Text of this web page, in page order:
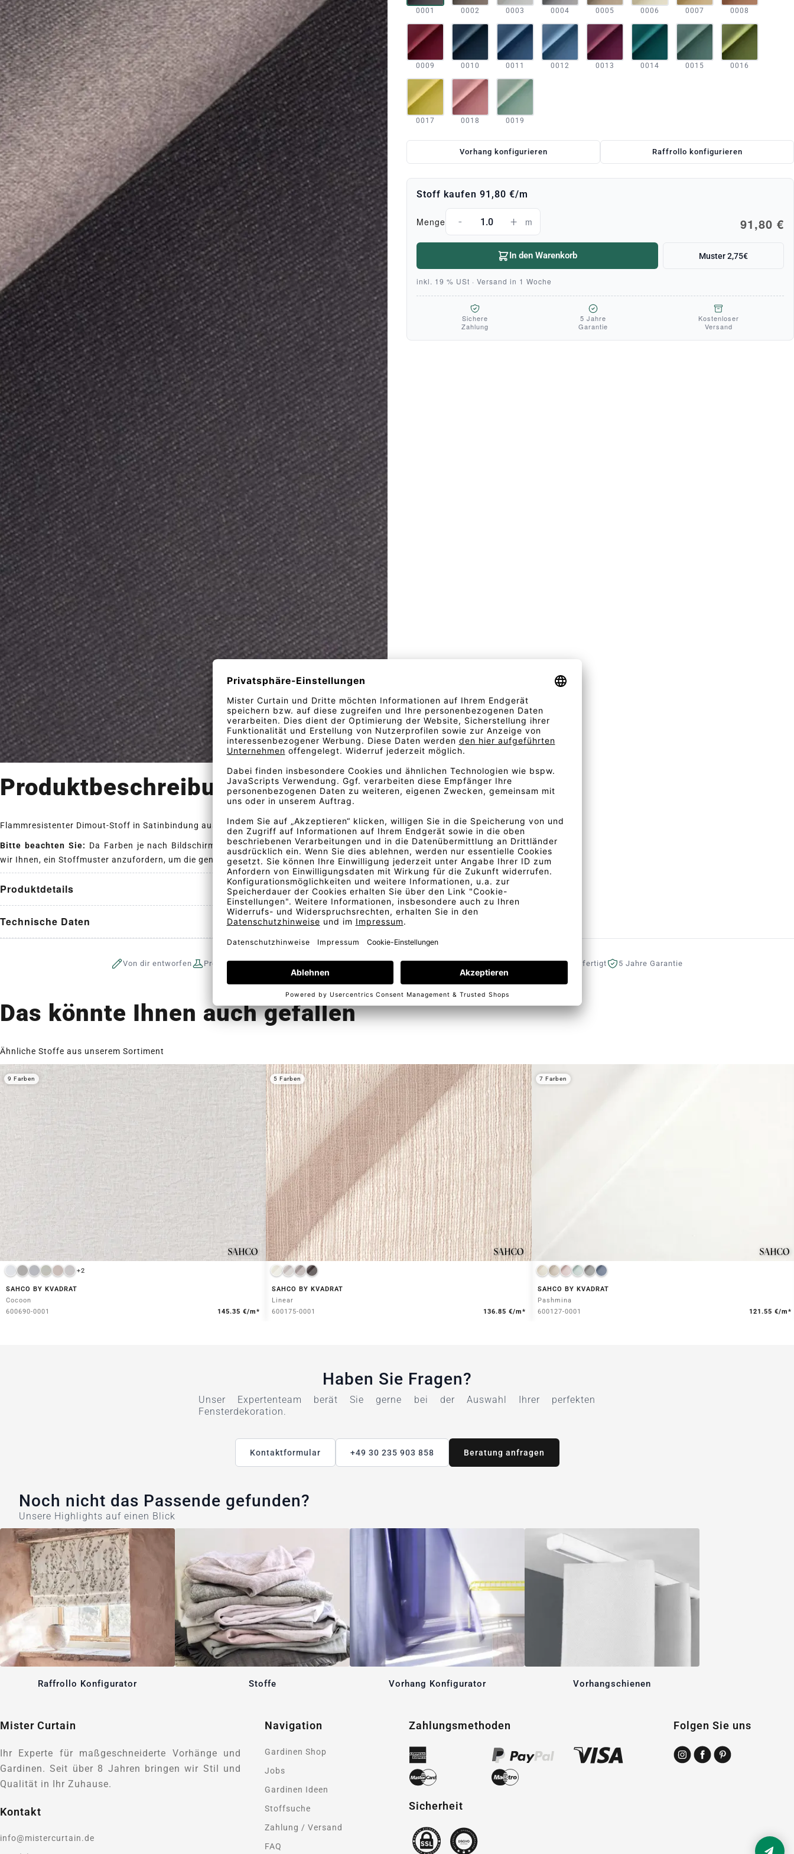
0001 0002 0003 0004 0005 0006 0007 0008
0009 0010 0011 0012 0013 0014 0015 0016
0017 0018 0019
Vorhang konfigurieren Raffrollo konfigurieren
Stoff kaufen 91,80 €/m
Menge - + m 91,80 €
In den Warenkorb Muster 2,75€
inkl. 19 % USt · Versand in 1 Woche
Sichere
Zahlung
5 Jahre
Garantie
Kostenloser
Versand
Produktbeschreibung
Flammresistenter Dimout-Stoff in Satinbindung aus Polyester.
Bitte beachten Sie: Da Farben je nach Bildschirmdarstellung variieren können, empfehlen
wir Ihnen, ein Stoffmuster anzufordern, um die genaue Farbe des Stoffes zu prüfen.
Produktdetails
Technische Daten
Von dir entworfen Produktion auf Bestellung Kostenlose Lieferung Telefonische Beratung In Deutschland gefertigt 5 Jahre Garantie
Das könnte Ihnen auch gefallen
Ähnliche Stoffe aus unserem Sortiment
+2
SAHCO BY KVADRAT
Cocoon
600690-0001
145.35 €/m*
9 Farben
SAHCO BY KVADRAT
Linear
600175-0001
136.85 €/m*
5 Farben
SAHCO BY KVADRAT
Pashmina
600127-0001
121.55 €/m*
7 Farben
Haben Sie Fragen?
Unser Expertenteam berät Sie gerne bei der Auswahl Ihrer perfekten
Fensterdekoration.
Kontaktformular +49 30 235 903 858 Beratung anfragen
Noch nicht das Passende gefunden?
Unsere Highlights auf einen Blick
Raffrollo Konfigurator Stoffe Vorhang Konfigurator Vorhangschienen
Mister Curtain
Ihr Experte für maßgeschneiderte Vorhänge und
Gardinen. Seit über 8 Jahren bringen wir Stil und
Qualität in Ihr Zuhause.
Kontakt
info@mistercurtain.de
Navigation
Gardinen Shop
Jobs
Gardinen Ideen
Stoffsuche
Zahlung / Versand
FAQ
Zahlungsmethoden
Sicherheit
Folgen Sie uns